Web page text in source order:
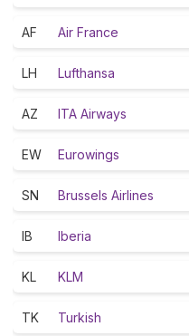
AF Air France
LH Lufthansa
AZ ITA Airways
EW Eurowings
SN Brussels Airlines
IB Iberia
KL KLM
TK Turkish